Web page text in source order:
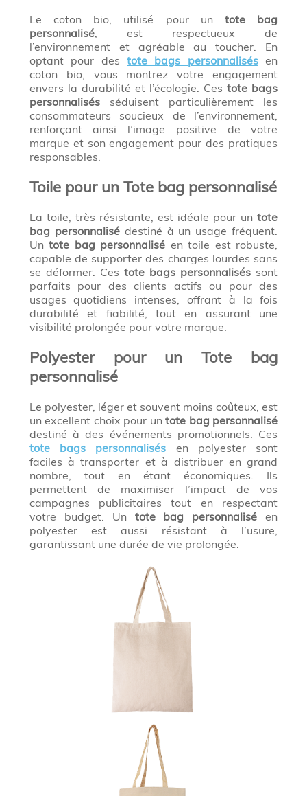
Le coton bio, utilisé pour untote bag
personnalisé, est respectueux de
l’environnement et agréable au toucher. En
optant pour des tote bags personnalisésen
coton bio, vous montrez votre engagement
envers la durabilité et l’écologie. Cestote bags
personnalisésséduisent particulièrement les
consommateurs soucieux de l’environnement,
renforçant ainsi l’image positive de votre
marque et son engagement pour des pratiques
responsables.
Toile pour un Tote bag personnalisé
La toile, très résistante, est idéale pour untote
bag personnalisédestiné à un usage fréquent.
Untote bag personnalisé en toile est robuste,
capable de supporter des charges lourdes sans
se déformer. Ces tote bags personnalisés sont
parfaits pour des clients actifs ou pour des
usages quotidiens intenses, offrant à la fois
durabilité et fiabilité, tout en assurant une
visibilité prolongée pour votre marque.
Polyester pour un Tote bag
personnalisé
Le polyester, léger et souvent moins coûteux, est
un excellent choix pour untote bag personnalisé
destiné à des événements promotionnels. Ces
tote bags personnalisés en polyester sont
faciles à transporter et à distribuer en grand
nombre, tout en étant économiques. Ils
permettent de maximiser l’impact de vos
campagnes publicitaires tout en respectant
votre budget. Un tote bag personnalisé en
polyester est aussi résistant à l’usure,
garantissant une durée de vie prolongée.